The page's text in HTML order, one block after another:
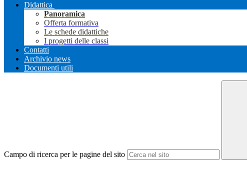
Didattica
Panoramica
Offerta formativa
Le schede didattiche
I progetti delle classi
Contatti
Archivio news
Documenti utili
Campo di ricerca per le pagine del sito